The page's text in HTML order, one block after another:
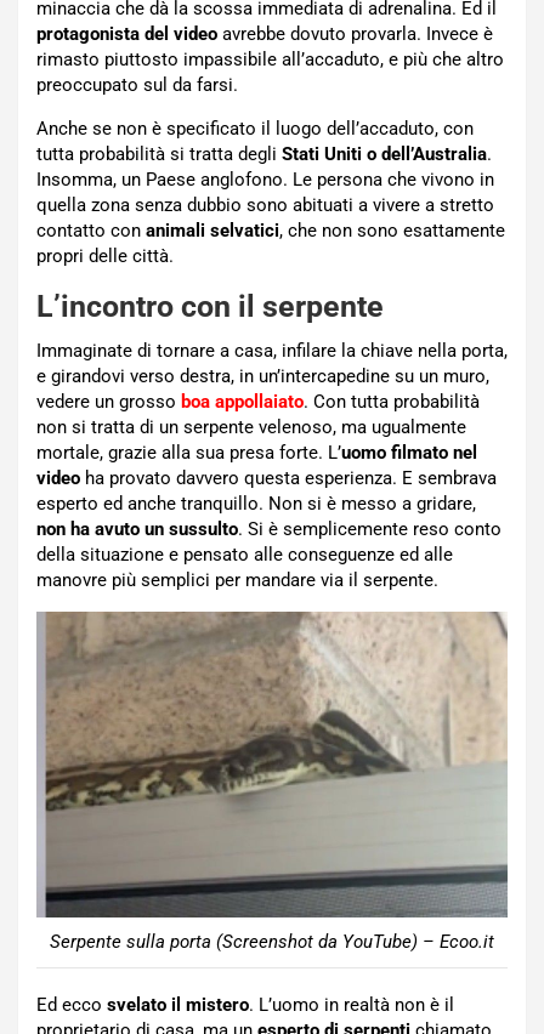
minaccia che dà la scossa immediata di adrenalina. Ed il
protagonista del video avrebbe dovuto provarla. Invece è
rimasto piuttosto impassibile all’accaduto, e più che altro
preoccupato sul da farsi.
Anche se non è specificato il luogo dell’accaduto, con
tutta probabilità si tratta degli Stati Uniti o dell’Australia.
Insomma, un Paese anglofono. Le persona che vivono in
quella zona senza dubbio sono abituati a vivere a stretto
contatto con animali selvatici, che non sono esattamente
propri delle città.
L’incontro con il serpente
Immaginate di tornare a casa, infilare la chiave nella porta,
e girandovi verso destra, in un’intercapedine su un muro,
vedere un grosso boa appollaiato. Con tutta probabilità
non si tratta di un serpente velenoso, ma ugualmente
mortale, grazie alla sua presa forte. L’uomo filmato nel
video ha provato davvero questa esperienza. E sembrava
esperto ed anche tranquillo. Non si è messo a gridare,
non ha avuto un sussulto. Si è semplicemente reso conto
della situazione e pensato alle conseguenze ed alle
manovre più semplici per mandare via il serpente.
Serpente sulla porta (Screenshot da YouTube) – Ecoo.it
Ed ecco svelato il mistero. L’uomo in realtà non è il